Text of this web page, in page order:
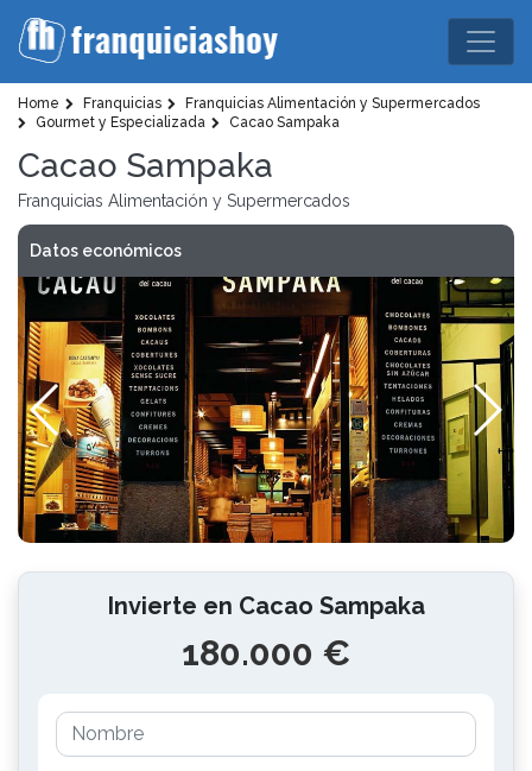
Home Franquicias
Franquicias Alimentación y Supermercados
Gourmet y Especializada
Cacao Sampaka
Cacao Sampaka
Franquicias Alimentación y Supermercados
Datos económicos
Invierte en Cacao Sampaka
180.000 €